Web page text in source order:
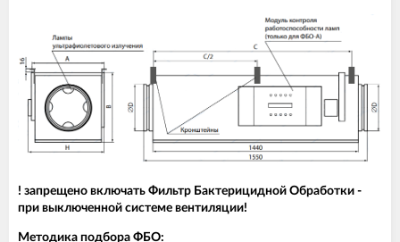
! запрещено включать Фильтр Бактерицидной Обработки -
при выключенной системе вентиляции!
Методика подбора ФБО: